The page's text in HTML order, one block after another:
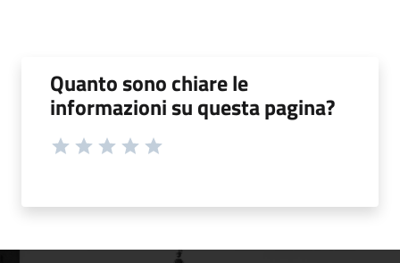
Quanto sono chiare le
informazioni su questa pagina?